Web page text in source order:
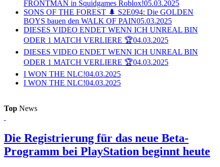
FRONTMAN in Squidgames Roblox!05.03.2025
SONS OF THE FOREST 🌲 S2E094: Die GOLDEN
BOYS bauen den WALK OF PAIN05.03.2025
DIESES VIDEO ENDET WENN ICH UNREAL BIN
ODER 1 MATCH VERLIERE 🏆04.03.2025
DIESES VIDEO ENDET WENN ICH UNREAL BIN
ODER 1 MATCH VERLIERE 🏆04.03.2025
I WON THE NLC!04.03.2025
I WON THE NLC!04.03.2025
Top News
Die Registrierung für das neue Beta-
Programm bei PlayStation beginnt heute